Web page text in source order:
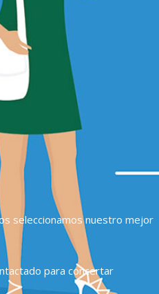
seleccionamos nuestro mejor
para concertar